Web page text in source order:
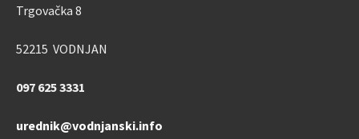
Trgovačka 8
52215 VODNJAN
097 625 3331
urednik@vodnjanski.info